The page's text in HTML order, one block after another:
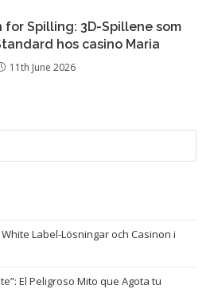
for Spilling: 3D-Spillene som
hos casino Maria
11th June 2026
Label-Lösningar och Casinon i
El Peligroso Mito que Agota tu